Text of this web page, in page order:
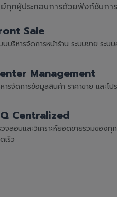
ทุกผู้ประกอบการด้วยฟังก์ชันกา
Sale
บบริหารจัดการหน้าร้าน ระบบขาย ระ
Management
ารจัดการข้อมูลสินค้า ราคาขาย และโ
Centralized
จสอบและวิเคราะห์ยอดขายรวมของ
เร็ว